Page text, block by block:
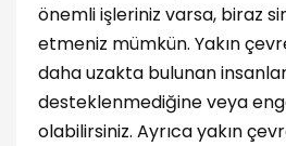
önemli işleriniz varsa, biraz
etmeniz mümkün. Yakın
daha uzakta bulunan
desteklenmediğine veya
olabilirsiniz. Ayrıca yakın